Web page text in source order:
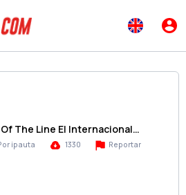
The Line El Internacional…
ipauta 1330 Reportar